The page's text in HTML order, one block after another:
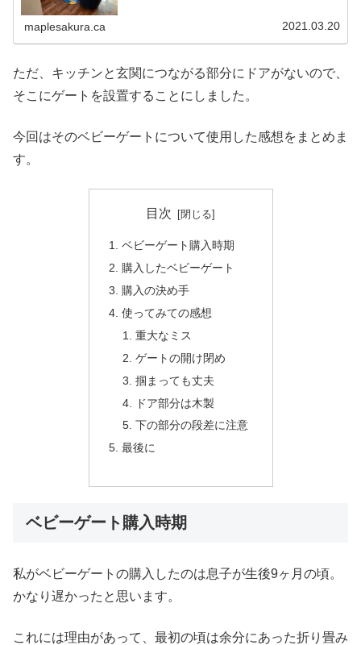
maplesakura.ca 2021.03.20
ただ、キッチンと玄関につながる部分にドアがないので、
そこにゲートを設置することにしました。
今回はそのベビーゲートについて使用した感想をまとめま
す。
目次
ベビーゲート購入時期
購入したベビーゲート
購入の決め手
使ってみての感想
重大なミス
ゲートの開け閉め
掴まっても丈夫
ドア部分は木製
下の部分の段差に注意
最後に
ベビーゲート購入時期
私がベビーゲートの購入したのは息子が生後9ヶ月の頃。
かなり遅かったと思います。
これには理由があって、最初の頃は余分にあった折り畳み